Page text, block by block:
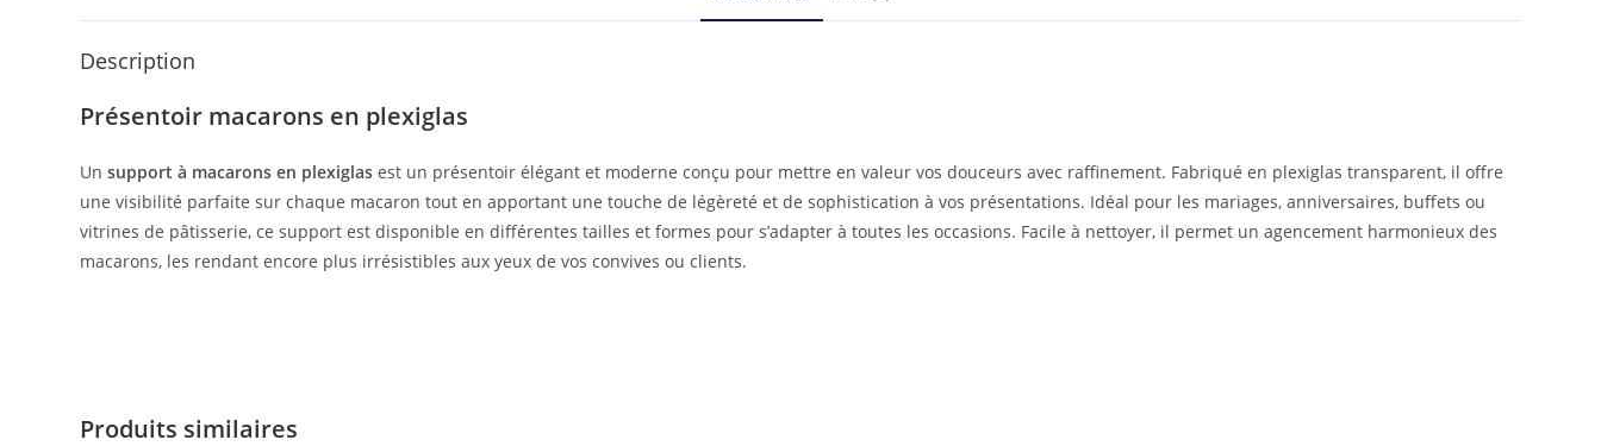
Description
Présentoir macarons en plexiglas
Unsupport à macarons en plexiglas est un présentoir élégant et moderne conçu pour mettre en valeur vos douceurs avec raffinement. Fabriqué en plexiglas transparent, il offre
une visibilité parfaite sur chaque macaron tout en apportant une touche de légèreté et de sophistication à vos présentations. Idéal pour les mariages, anniversaires, buffets ou
vitrines de pâtisserie, ce support est disponible en différentes tailles et formes pour s’adapter à toutes les occasions. Facile à nettoyer, il permet un agencement harmonieux des
macarons, les rendant encore plus irrésistibles aux yeux de vos convives ou clients.
Produits similaires